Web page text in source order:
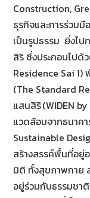
Construction,
ธุรกิจและการร่วม
เป็นรูปธรรม ยิ่งไป
สิริ ซึ่งประกอบไปด้
Residence Sai 1)
(The Standard
แสนสิริ (WIDEN
แวดล้อมจากธนาค
Sustainable
สร้างสรรค์พื้นที่อยู่
มิติ ทั้งสุขภาพกาย
อยู่ร่วมกับธรรมชา